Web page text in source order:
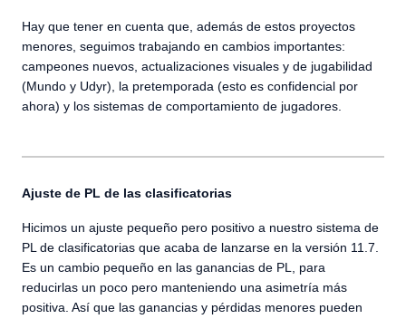
Hay que tener en cuenta que, además de estos proyectos
menores, seguimos trabajando en cambios importantes:
campeones nuevos, actualizaciones visuales y de jugabilidad
(Mundo y Udyr), la pretemporada (esto es confidencial por
ahora) y los sistemas de comportamiento de jugadores.
Ajuste de PL de las clasificatorias
Hicimos un ajuste pequeño pero positivo a nuestro sistema de
PL de clasificatorias que acaba de lanzarse en la versión 11.7.
Es un cambio pequeño en las ganancias de PL, para
reducirlas un poco pero manteniendo una asimetría más
positiva. Así que las ganancias y pérdidas menores pueden